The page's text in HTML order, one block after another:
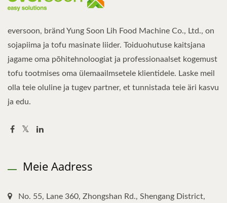
eversoon, bränd Yung Soon Lih Food Machine Co., Ltd., on
sojapiima ja tofu masinate liider. Toiduohutuse kaitsjana
jagame oma põhitehnoloogiat ja professionaalset kogemust
tofu tootmises oma ülemaailmsetele klientidele. Laske meil
olla teie oluline ja tugev partner, et tunnistada teie äri kasvu
ja edu.
Meie Aadress
No. 55, Lane 360, Zhongshan Rd., Shengang District,